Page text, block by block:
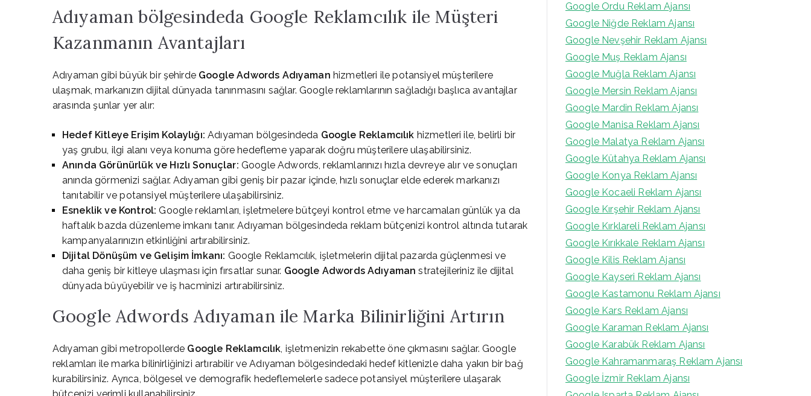
Adıyaman bölgesindeda Google Reklamcılık ile Müşteri
Kazanmanın Avantajları
Adıyaman gibi büyük bir şehirde Google Adwords Adıyaman hizmetleri ile potansiyel müşterilere
ulaşmak, markanızın dijital dünyada tanınmasını sağlar. Google reklamlarının sağladığı başlıca avantajlar
arasında şunlar yer alır:
Hedef Kitleye Erişim Kolaylığı: Adıyaman bölgesindeda Google Reklamcılık hizmetleri ile, belirli bir
yaş grubu, ilgi alanı veya konuma göre hedefleme yaparak doğru müşterilere ulaşabilirsiniz.
Anında Görünürlük ve Hızlı Sonuçlar: Google Adwords, reklamlarınızı hızla devreye alır ve sonuçları
anında görmenizi sağlar. Adıyaman gibi geniş bir pazar içinde, hızlı sonuçlar elde ederek markanızı
tanıtabilir ve potansiyel müşterilere ulaşabilirsiniz.
Esneklik ve Kontrol: Google reklamları, işletmelere bütçeyi kontrol etme ve harcamaları günlük ya da
haftalık bazda düzenleme imkanı tanır. Adıyaman bölgesindeda reklam bütçenizi kontrol altında tutarak
kampanyalarınızın etkinliğini artırabilirsiniz.
Dijital Dönüşüm ve Gelişim İmkanı: Google Reklamcılık, işletmelerin dijital pazarda güçlenmesi ve
daha geniş bir kitleye ulaşması için fırsatlar sunar. Google Adwords Adıyaman stratejileriniz ile dijital
dünyada büyüyebilir ve iş hacminizi artırabilirsiniz.
Google Adwords Adıyaman ile Marka Bilinirliğini Artırın
Adıyaman gibi metropollerde Google Reklamcılık, işletmenizin rekabette öne çıkmasını sağlar. Google
reklamları ile marka bilinirliğinizi artırabilir ve Adıyaman bölgesindedaki hedef kitlenizle daha yakın bir bağ
kurabilirsiniz. Ayrıca, bölgesel ve demografik hedeflemelerle sadece potansiyel müşterilere ulaşarak
Google Ordu Reklam Ajansı
Google Niğde Reklam Ajansı
Google Nevşehir Reklam Ajansı
Google Muş Reklam Ajansı
Google Muğla Reklam Ajansı
Google Mersin Reklam Ajansı
Google Mardin Reklam Ajansı
Google Manisa Reklam Ajansı
Google Malatya Reklam Ajansı
Google Kütahya Reklam Ajansı
Google Konya Reklam Ajansı
Google Kocaeli Reklam Ajansı
Google Kırşehir Reklam Ajansı
Google Kırklareli Reklam Ajansı
Google Kırıkkale Reklam Ajansı
Google Kilis Reklam Ajansı
Google Kayseri Reklam Ajansı
Google Kastamonu Reklam Ajansı
Google Kars Reklam Ajansı
Google Karaman Reklam Ajansı
Google Karabük Reklam Ajansı
Google Kahramanmaraş Reklam Ajansı
Google İzmir Reklam Ajansı